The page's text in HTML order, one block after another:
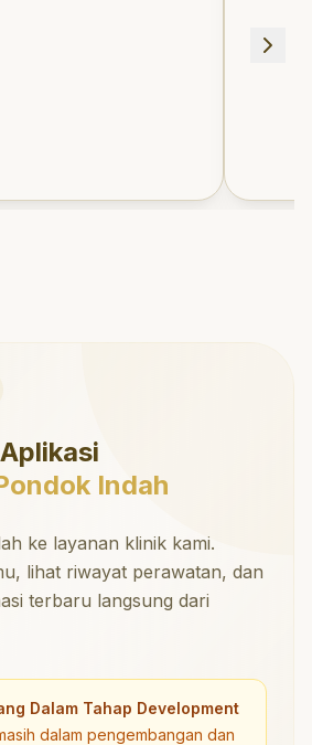
Indah
ke layanan klinik kami.
lihat riwayat perawatan, dan
terbaru langsung dari
Dalam Tahap Development
dalam pengembangan dan